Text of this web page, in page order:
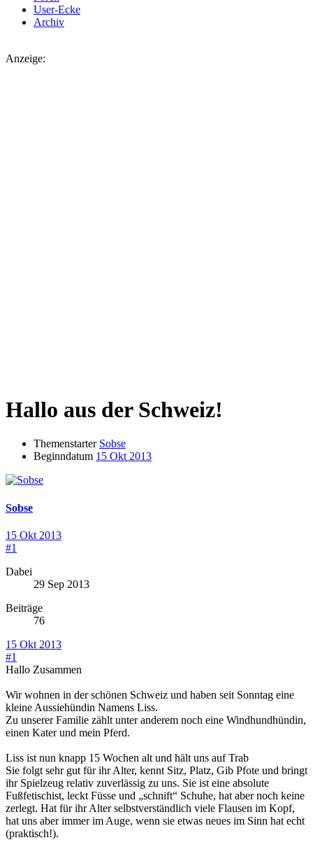
User-Ecke
Archiv
Anzeige:
Hallo aus der Schweiz!
Themenstarter Sobse
Beginndatum 15 Okt 2013
Sobse
15 Okt 2013
#1
Dabei
29 Sep 2013
Beiträge
76
15 Okt 2013
#1
Hallo Zusammen
Wir wohnen in der schönen Schweiz und haben seit Sonntag eine
kleine Aussiehündin Namens Liss.
Zu unserer Familie zählt unter anderem noch eine Windhundhündin,
einen Kater und mein Pferd.
Liss ist nun knapp 15 Wochen alt und hält uns auf Trab
Sie folgt sehr gut für ihr Alter, kennt Sitz, Platz, Gib Pfote und bringt
ihr Spielzeug relativ zuverlässig zu uns. Sie ist eine absolute
Fußfetischist, leckt Füsse und „schnift“ Schuhe, hat aber noch keine
zerlegt. Hat für ihr Alter selbstverständlich viele Flausen im Kopf,
hat uns aber immer im Auge, wenn sie etwas neues im Sinn hat echt
(praktisch!).